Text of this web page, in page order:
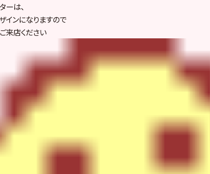
は、
インになりますので
来店ください